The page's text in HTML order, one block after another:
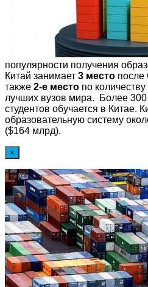
популярности получения
Китай занимает 3 место
также 2-е место по
лучших вузов мира. Более
студентов обучается в Китае.
образовательную систему
($164 млрд).
×